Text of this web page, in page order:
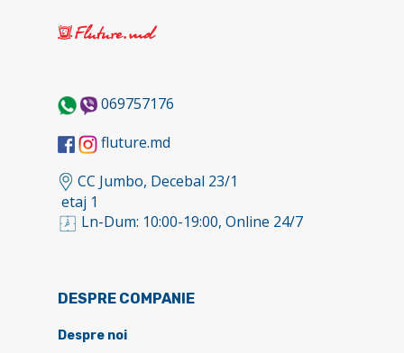
069757176
fluture.md
CC Jumbo, Decebal 23/1
etaj 1
Ln-Dum: 10:00-19:00, Online 24/7
DESPRE COMPANIE
Despre noi